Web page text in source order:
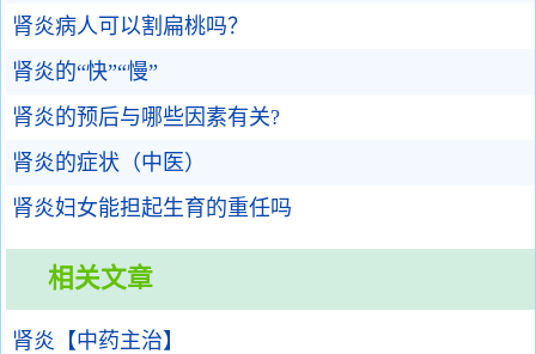
肾炎病人可以割扁桃吗？
肾炎的“快”“慢”
肾炎的预后与哪些因素有关?
肾炎的症状（中医）
肾炎妇女能担起生育的重任吗
相关文章
肾炎【中药主治】